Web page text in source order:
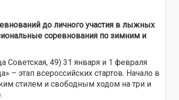
до личного участия в лыжных
соревнования по зимним и
Советская, 49) 31 января и 1 февраля
этап всероссийских стартов. Начало в
стилем и свободным ходом на три и